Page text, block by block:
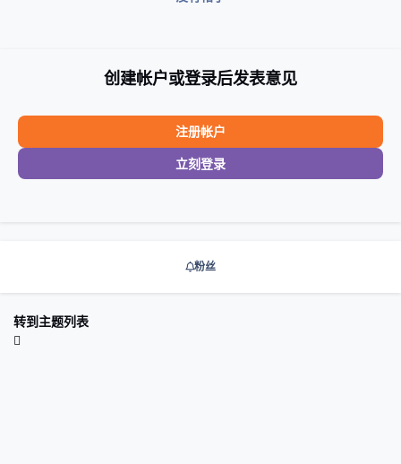
创建帐户或登录后发表意见
注册帐户
立刻登录
粉丝
转到主题列表